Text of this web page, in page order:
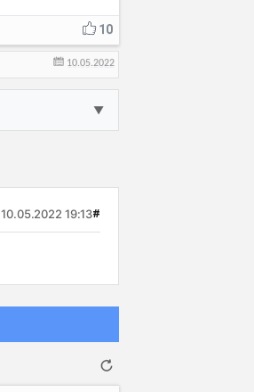
10
10.05.2022
▼
10.05.2022 19:13#